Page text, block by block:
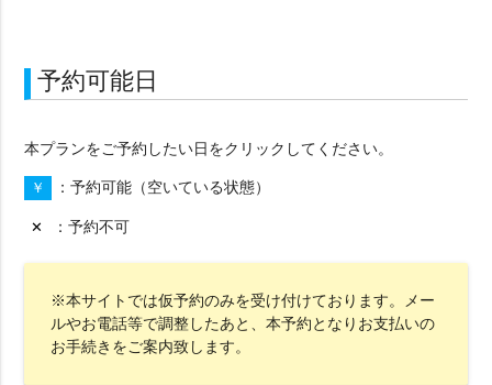
予約可能日
本プランをご予約したい日をクリックしてください。
￥ 予約可能（空いている状態）
✕ 予約不可
※本サイトでは仮予約のみを受け付けております。メー
ルやお電話等で調整したあと、本予約となりお支払いの
お手続きをご案内致します。
絞り込みで検索
※ エリア（1つ選択）
all
沖縄本島
与論島・鹿児島・屋久島
京都